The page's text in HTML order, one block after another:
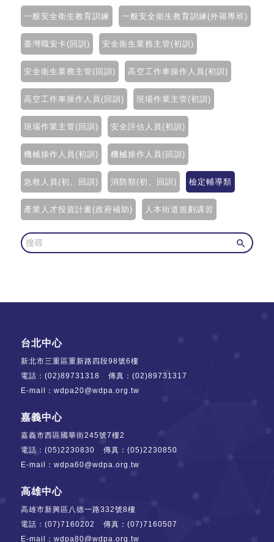
一般安全衛生教育訓練 一般安全衛生教育訓練(外籍專班)
臺灣職安卡(回訓) 安全衛生業務主管(初訓)
安全衛生業務主管(回訓) 高空工作車操作人員(初訓)
高空工作車操作人員(回訓) 現場作業主管(初訓)
現場作業主管(回訓) 安全評估人員(初訓)
機械操作人員(初訓) 機械操作人員(回訓)
急救人員(初、回訓) 消防類(初、回訓) 檢定輔導類
產業人才投資計畫(政府補助) 人本街道規劃講習

台北中心
新北市三重區重新路四段98號6樓
電話： (02)89731318
傳真：(02)89731317
E-mail： wdpa20@wdpa.org.tw
嘉義中心
嘉義市西區國華街245號7樓2
電話： (05)2230830
傳真：(05)2230850
E-mail： wdpa60@wdpa.org.tw
高雄中心
高雄市新興區八德一路332號8樓
電話： (07)7160202
傳真：(07)7160507
E-mail： wdpa80@wdpa.org.tw
記住帳號
記住帳號